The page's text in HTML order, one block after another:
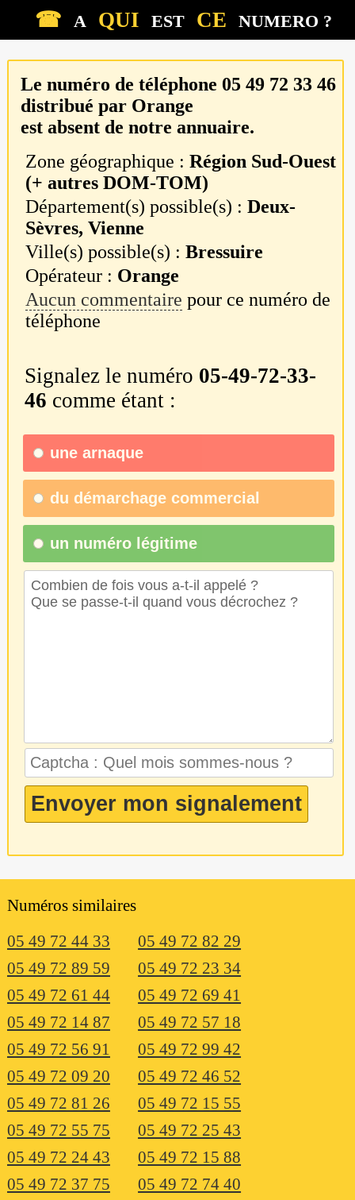
☎ A QUI EST CE NUMERO ?
Le numéro de téléphone 05 49 72 33 46
distribué par Orange
est absent de notre annuaire.
Zone géographique :Région Sud-Ouest
(+ autres DOM-TOM)
Département(s) possible(s) :Deux-
Sèvres, Vienne
Ville(s) possible(s) :Bressuire
Opérateur : Orange
Aucun commentaire pour ce numéro de
téléphone
Signalez le numéro 05-49-72-33-
46 comme étant :
une arnaque
du démarchage commercial
un numéro légitime
Numéros similaires
05 49 72 44 33
05 49 72 82 29
05 49 72 89 59
05 49 72 23 34
05 49 72 61 44
05 49 72 69 41
05 49 72 14 87
05 49 72 57 18
05 49 72 56 91
05 49 72 99 42
05 49 72 09 20
05 49 72 46 52
05 49 72 81 26
05 49 72 15 55
05 49 72 55 75
05 49 72 25 43
05 49 72 24 43
05 49 72 15 88
05 49 72 37 75
05 49 72 74 40